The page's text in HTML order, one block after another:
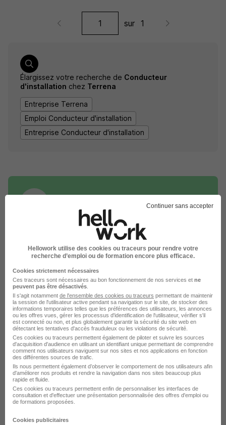
sur 1
Élargissez votre recherche de Conducteur
d'installation chez Terrena
Entreprise Terrena
Emploi Conducteur d'installation
Entreprise Conducteur d'installation
DÉPOSEZ VOTRE CV
Rendez votre CV accessible à l’ensemble des
recruteurs de la CVthèque Hellowork.
Rendre mon CV visible
Le Recrutement chez Terrena dans le
domaine Production
Terrena Conducteur de ligne
Terrena Opérateur de production
Terrena Ordonnanceur
Continuer sans accepter
Hellowork utilise des cookies ou traceurs pour rendre votre
recherche d’emploi ou de formation encore plus efficace.
Cookies strictement nécessaires
Ces traceurs sont nécessaires au bon fonctionnement de nos services et ne
peuvent pas être désactivés
Il s'agit notamment de l'ensemble des cookies ou traceurs permettant de maintenir
la session de l'utilisateur active pendant sa navigation sur le site, de stocker des
informations temporaires telles que les préférences des utilisateurs, les annonces
ou les offres vues, gérer les processus d'identification de l'utilisateur, vérifier s'il
est connecté ou non, et plus globalement garantir la sécurité du site web en
détectant les tentatives d'accès frauduleux ou les violations de sécurité.
Ces cookies ou traceurs permettent également de piloter et suivre les sources
d'acquisition d'audience en utilisant un identifiant unique permettant de comprendre
comment nos utilisateurs naviguent sur nos sites et nos applications en fonction
des différentes sources de trafic.
Ils nous permettent également d’observer le comportement de nos utilisateurs afin
d'améliorer nos produits et rendre la navigation dans nos sites beaucoup plus
rapide et fluide.
Ces cookies ou traceurs permettent enfin de personnaliser les interfaces de
consultation et d'effectuer une présentation personnalisée des offres d'emploi ou
de formations proposées.
Cookies publicitaires